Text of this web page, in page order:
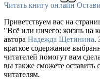
Читать книгу онлайн
Приветствуем вас на
"Всё или ничего: жизнь на
автора Надежда Щетинина.
краткое содержание
читателей помогут вам
вы также сможете оставить
читателям.